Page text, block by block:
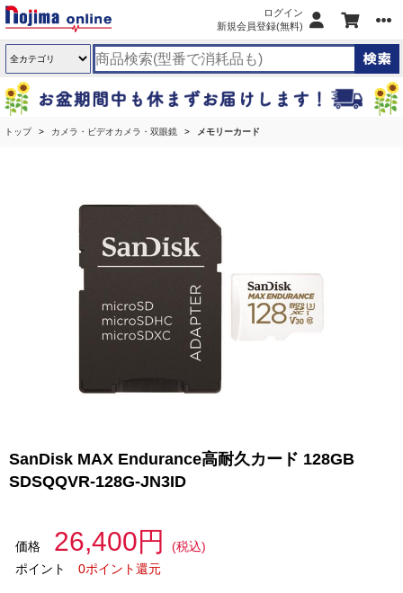
ログイン
新規会員登録(無料)
トップ カメラ・ビデオカメラ・双眼鏡 メモリーカード
SanDisk MAX Endurance高耐久カード 128GB
SDSQQVR-128G-JN3ID
価格 26,400円
(税込)
ポイント
0ポイント還元